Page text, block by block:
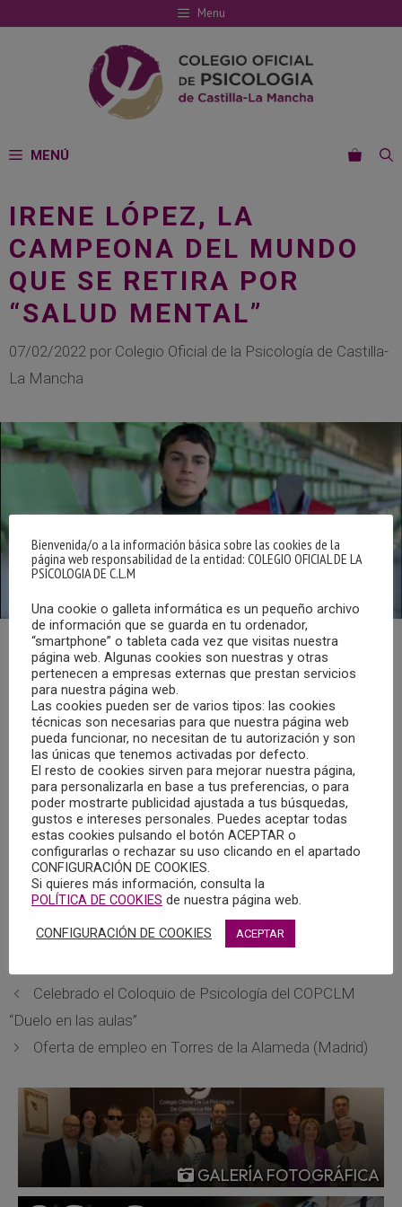
al
Menu
MENÚ
IRENE LÓPEZ, LA
CAMPEONA DEL MUNDO
QUE SE RETIRA POR
“SALUD MENTAL”
07/02/2022 por Colegio Oficial de la Psicología de Castilla-
La Mancha
Según podemos leer en el diario La Razón, Irene López,
campeona del mundo sub-17 en el año 2018 y futbolista
del Madrid CFF, ha anunciado a través de las redes
sociales que deja los terrenos de juego por ‘cuestiones de
salud mental’.
“Hoy me despido del deporte que me ha acompañado
toda mi vida, desde que me alcanza la memoria. Podría
‘disfrazar’ los motivos por los cuáles dejo el fútbol, pero no
lo voy a hacer, lo dejo por cuestiones de salud
mental”, explica en su texto.
Pulsar aquí para leer la noticia completa en el diario La
Celebrado el Coloquio de Psicología del COPCLM
“Duelo en las aulas”
Oferta de empleo en Torres de la Alameda (Madrid)
GALERÍA FOTOGRÁFICA
Bienvenida/o a la información básica sobre las cookies de la
página web responsabilidad de la entidad: COLEGIO OFICIAL DE LA
PSICOLOGIA DE C.L.M
Una cookie o galleta informática es un pequeño archivo
de información que se guarda en tu ordenador,
“smartphone” o tableta cada vez que visitas nuestra
página web. Algunas cookies son nuestras y otras
pertenecen a empresas externas que prestan servicios
para nuestra página web.
Las cookies pueden ser de varios tipos: las cookies
técnicas son necesarias para que nuestra página web
pueda funcionar, no necesitan de tu autorización y son
las únicas que tenemos activadas por defecto.
El resto de cookies sirven para mejorar nuestra página,
para personalizarla en base a tus preferencias, o para
poder mostrarte publicidad ajustada a tus búsquedas,
gustos e intereses personales. Puedes aceptar todas
estas cookies pulsando el botón ACEPTAR o
configurarlas o rechazar su uso clicando en el apartado
CONFIGURACIÓN DE COOKIES.
Si quieres más información, consulta la
POLÍTICA DE COOKIES de nuestra página web.
CONFIGURACIÓN DE COOKIES ACEPTAR